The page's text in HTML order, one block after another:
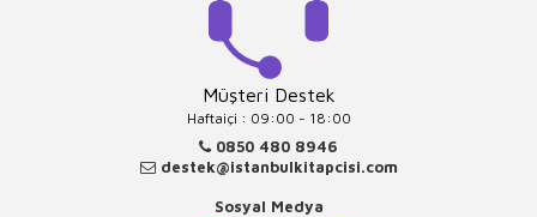
Müşteri Destek
Haftaiçi : 09:00 - 18:00
0850 480 8946
destek@istanbulkitapcisi.com
Sosyal Medya